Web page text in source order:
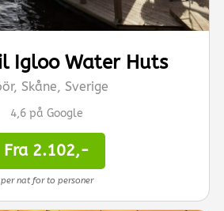
Igloo Water Huts
Skåne, Sverige
4,6 på Google
Fra 2.102,-
per nat for to personer